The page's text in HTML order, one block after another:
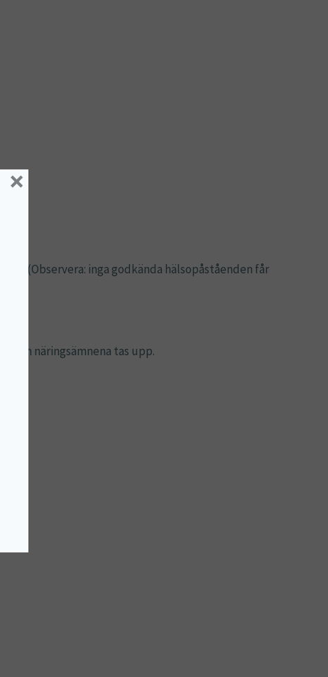
(Observera: inga godkända hälsopåståenden får
näringsämnena tas upp.
×